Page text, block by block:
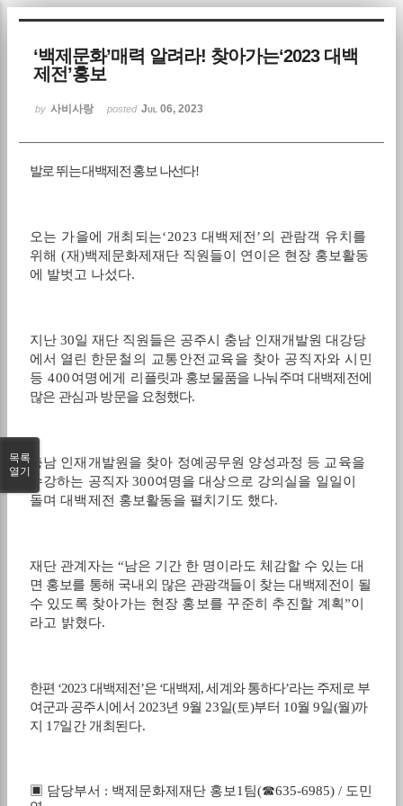
‘백제문화’매력 알려라! 찾아가는‘2023 대백
제전’홍보
by 사비사랑 posted Jul 06, 2023
발로 뛰는 대백제전 홍보 나선다!
오는 가을에 개최되는‘2023 대백제전 ’의 관람객 유치를
위해(재)백제문화제재단 직원들이 연이은 현장 홍보활동
에 발벗고 나섰다.
지난 30일 재단 직원들은 공주시 충남 인재개발원 대강당
에서 열린 한문철의 교통안전교육을 찾아 공직자와 시민
등400여명에게 리플릿과 홍보물품을 나눠주며 대백제전에
많은 관심과 방문을 요청했다.
충남 인재개발원을 찾아 정예공무원 양성과정 등 교육을
수강하는 공직자300여명을 대상으로 강의실을 일일이
돌며 대백제전 홍보활동을 펼치기도 했다.
재단 관계자는 “남은 기간 한 명이라도 체감할 수 있는 대
면 홍보를 통해 국내외 많은 관광객들이 찾는 대백제전이 될
수 있도록 찾아가는 현장 홍보를 꾸준히 추진할 계획”이
라고 밝혔다.
한편 ‘2023 대백제전’은 ‘대백제 ,세계와 통하다’라는 주제로 부
여군과 공주시 에서 2023년 9월 23일(토)부터 10월9일(월)까
지 17일간 개최된다.
▣ 담당부서 : 백제문화제재단 홍보1 팀(☎635-6985) / 도민
목록
열기
Sketchbook5, 스케치북5
Sketchbook5, 스케치북5